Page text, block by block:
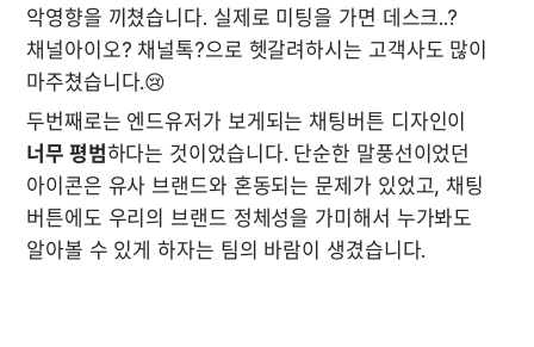
악영향을 끼쳤습니다. 실제로 미팅을 가면 데스크..?
채널아이오? 채널톡?으로 헷갈려하시는 고객사도 많이
마주쳤습니다.😢
너무 평범하다는 것이었습니다. 단순한 말풍선이었던
아이콘은 유사 브랜드와 혼동되는 문제가 있었고, 채팅
버튼에도 우리의 브랜드 정체성을 가미해서 누가봐도
알아볼 수 있게 하자는 팀의 바람이 생겼습니다.